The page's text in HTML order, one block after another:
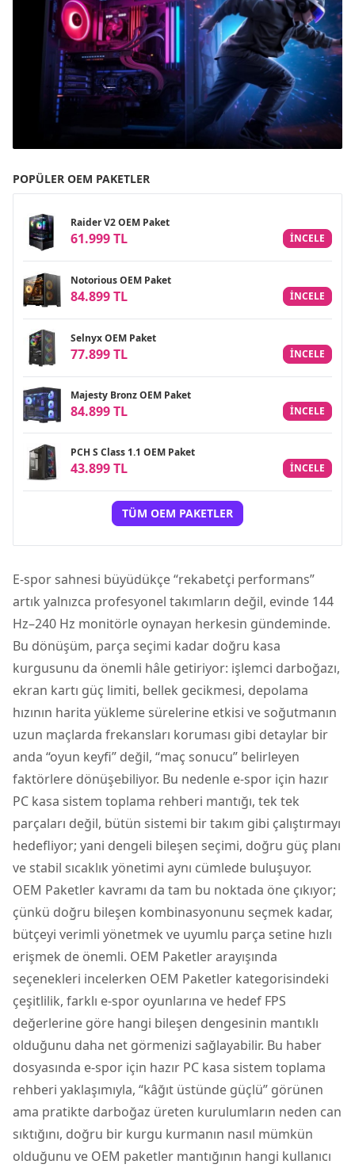
POPÜLER OEM PAKETLER
Raider V2 OEM Paket
61.999 TL INCELE
Notorious OEM Paket
84.899 TL INCELE
Selnyx OEM Paket
77.899 TL INCELE
Majesty Bronz OEM Paket
84.899 TL INCELE
PCH S Class 1.1 OEM Paket
43.899 TL INCELE
TÜM OEM PAKETLER
E-spor sahnesi büyüdükçe “rekabetçi performans”
artık yalnızca profesyonel takımların değil, evinde 144
Hz–240 Hz monitörle oynayan herkesin gündeminde.
Bu dönüşüm, parça seçimi kadar doğru kasa
kurgusunu da önemli hâle getiriyor: işlemci darboğazı,
ekran kartı güç limiti, bellek gecikmesi, depolama
hızının harita yükleme sürelerine etkisi ve soğutmanın
uzun maçlarda frekansları koruması gibi detaylar bir
anda “oyun keyfi” değil, “maç sonucu” belirleyen
faktörlere dönüşebiliyor. Bu nedenle e-spor için hazır
PC kasa sistem toplama rehberi mantığı, tek tek
parçaları değil, bütün sistemi bir takım gibi çalıştırmayı
hedefliyor; yani dengeli bileşen seçimi, doğru güç planı
ve stabil sıcaklık yönetimi aynı cümlede buluşuyor.
OEM Paketler kavramı da tam bu noktada öne çıkıyor;
çünkü doğru bileşen kombinasyonunu seçmek kadar,
bütçeyi verimli yönetmek ve uyumlu parça setine hızlı
erişmek de önemli. OEM Paketler arayışında
seçenekleri incelerken OEM Paketler kategorisindeki
çeşitlilik, farklı e-spor oyunlarına ve hedef FPS
değerlerine göre hangi bileşen dengesinin mantıklı
olduğunu daha net görmenizi sağlayabilir. Bu haber
dosyasında e-spor için hazır PC kasa sistem toplama
rehberi yaklaşımıyla, “kâğıt üstünde güçlü” görünen
ama pratikte darboğaz üreten kurulumların neden can
sıktığını, doğru bir kurgu kurmanın nasıl mümkün
olduğunu ve OEM paketler mantığının hangi kullanıcı